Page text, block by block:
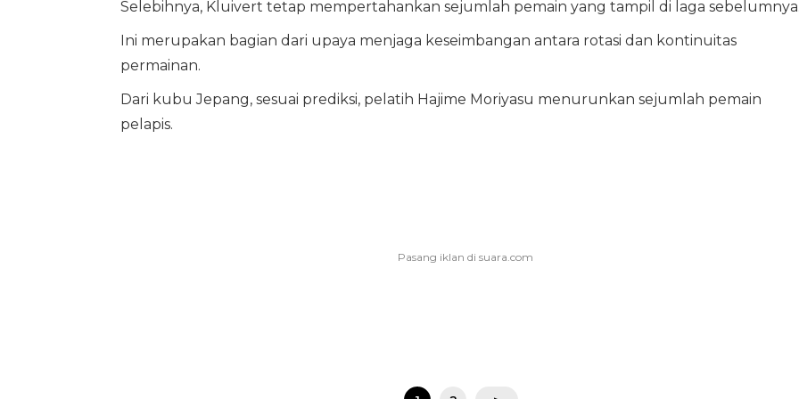
Selebihnya, Kluivert tetap mempertahankan sejumlah pemain yang tampil di laga
Ini merupakan bagian dari upaya menjaga keseimbangan antara rotasi dan kontinuitas
permainan.
Dari kubu Jepang, sesuai prediksi, pelatih Hajime Moriyasu menurunkan sejumlah pemain
pelapis.